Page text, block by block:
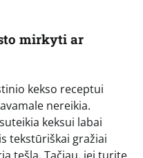
mirkyti ar
kekso receptui
nereikia.
keksui labai
tekstūriškai gražiai